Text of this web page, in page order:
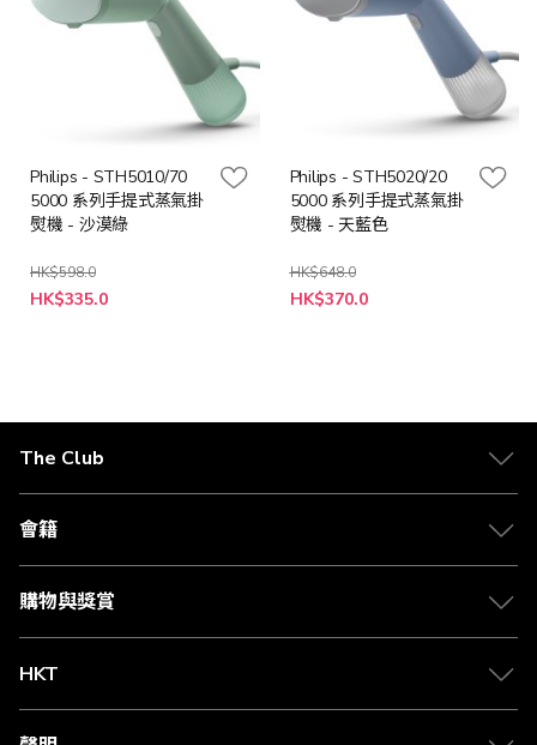
Philips - STH5010/70
5000 系列手提式蒸氣掛
熨機 - 沙漠綠
HK$598.0
特
殊
HK$335.0
Philips - STH5020/20
5000 系列手提式蒸氣掛
熨機 - 天藍色
HK$648.0
特
殊
HK$370.0
The Club
關於 The Club
合作夥伴
媒體中心
會籍
會籍及專屬禮遇
賺取積分
購物與獎賞
物流與配送
Club Shopping 商品領取站
常見問題
HKT
csl.